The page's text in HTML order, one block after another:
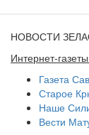
НОВОСТИ
Интернет-
Газета
Старое
Наше
Вести